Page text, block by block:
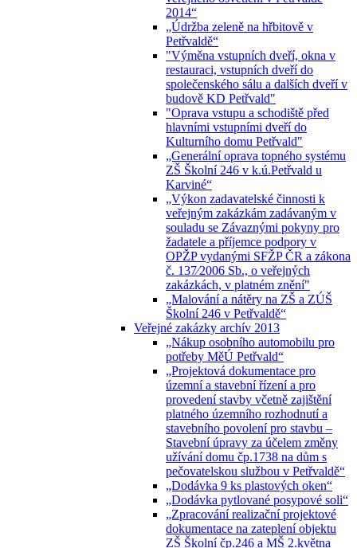
2014“
„Údržba zeleně na hřbitově v
Petřvaldě“
"Výměna vstupních dveří, okna v
restauraci, vstupních dveří do
společenského sálu a dalších dveří v
budově KD Petřvald"
"Oprava vstupu a schodiště před
hlavními vstupními dveří do
Kulturního domu Petřvald"
„Generální oprava topného systému
ZŠ Školní 246 v k.ú.Petřvald u
Karviné“
„Výkon zadavatelské činnosti k
veřejným zakázkám zadávaným v
souladu se Závaznými pokyny pro
žadatele a příjemce podpory v
OPŽP vydanými SFŽP ČR a zákona
č. 137⁄2006 Sb., o veřejných
zakázkách, v platném znění"
„Malování a nátěry na ZŠ a ZÚŠ
Školní 246 v Petřvaldě“
Veřejné zakázky archív 2013
„Nákup osobního automobilu pro
potřeby MěÚ Petřvald“
„Projektová dokumentace pro
územní a stavební řízení a pro
provedení stavby včetně zajištění
platného územního rozhodnutí a
stavebního povolení pro stavbu –
Stavební úpravy za účelem změny
užívání domu čp.1738 na dům s
pečovatelskou službou v Petřvaldě“
„Dodávka 9 ks plastových oken“
„Dodávka pytlované posypové soli“
„Zpracování realizační projektové
dokumentace na zateplení objektu
ZŠ Školní čp.246 a MŠ 2.května